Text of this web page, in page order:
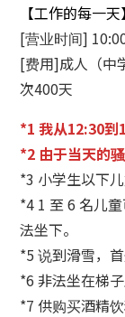
【工作的每一
[营业时间]
[费用]成人（中
次400天
*1 我从12:30到
*2 由于当天的
*3 小学生以下
*4 1 至 6 名儿
法坐下。
*5 说到滑雪，
*6 非法坐在梯子
*7 供购买酒精